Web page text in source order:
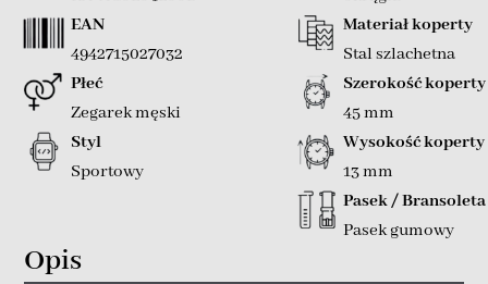
EAN
4942715027032
Płeć
Zegarek męski
Styl
Sportowy
Materiał koperty
Stal szlachetna
Szerokość koperty
45 mm
Wysokość koperty
13 mm
Pasek / Bransoleta
Pasek gumowy
Opis